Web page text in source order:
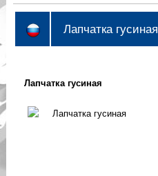
Лапчатка гусиная
Лапчатка гусиная